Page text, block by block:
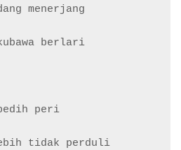
menerjang
berlari
peri
tidak perduli